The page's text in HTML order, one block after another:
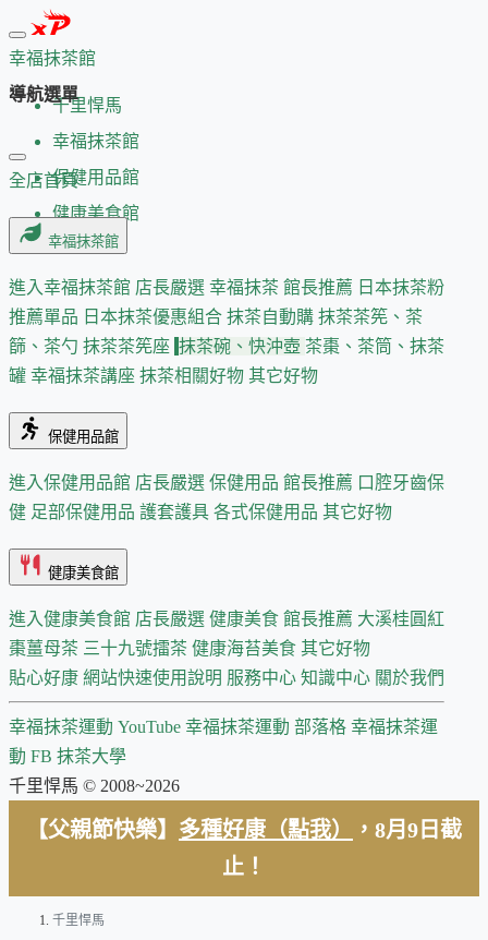
幸福抹茶館
千里悍馬
幸福抹茶館
保健用品館
健康美食館
導航選單
全店首頁
幸福抹茶館
進入幸福抹茶館 店長嚴選 幸福抹茶 館長推薦 日本抹茶粉
推薦單品 日本抹茶優惠組合 抹茶自動購 抹茶茶筅、茶
篩、茶勺 抹茶茶筅座 抹茶碗、快沖壺 茶棗、茶筒、抹茶
罐 幸福抹茶講座 抹茶相關好物 其它好物
保健用品館
進入保健用品館 店長嚴選 保健用品 館長推薦 口腔牙齒保
健 足部保健用品 護套護具 各式保健用品 其它好物
健康美食館
進入健康美食館 店長嚴選 健康美食 館長推薦 大溪桂圓紅
棗薑母茶 三十九號擂茶 健康海苔美食 其它好物
貼心好康 網站快速使用說明 服務中心 知識中心 關於我們
幸福抹茶運動 YouTube 幸福抹茶運動 部落格 幸福抹茶運
動 FB 抹茶大學
千里悍馬 © 2008~2026
【父親節快樂】 多種好康（點我）
，8月9日截
止！
千里悍馬